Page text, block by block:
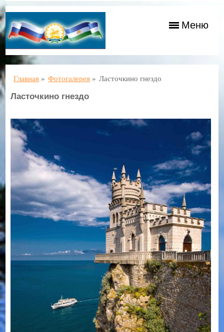
Меню
Главная » Фотогалерея » Ласточкино гнездо
Ласточкино гнездо